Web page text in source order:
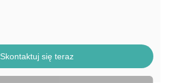
Skontaktuj się teraz